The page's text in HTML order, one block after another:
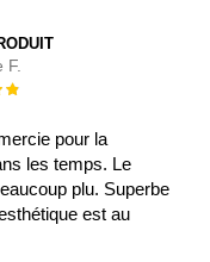
F.
:
pour la
les temps. Le
plu. Superbe
est au